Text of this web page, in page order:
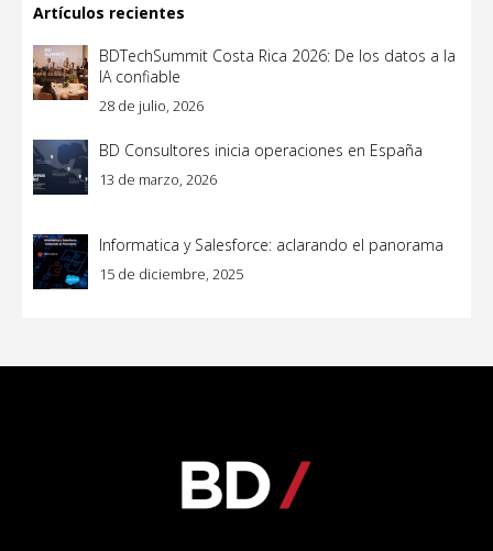
Artículos recientes
BDTechSummit Costa Rica 2026: De los datos a la
IA confiable
28 de julio, 2026
BD Consultores inicia operaciones en España
13 de marzo, 2026
Informatica y Salesforce: aclarando el panorama
15 de diciembre, 2025